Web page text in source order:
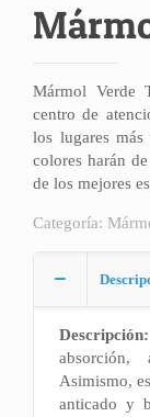
Mármol Verde
centro de
los lugares
colores harán
de los mejores
Categoría:
Descripción:
Asimismo,
anticado y